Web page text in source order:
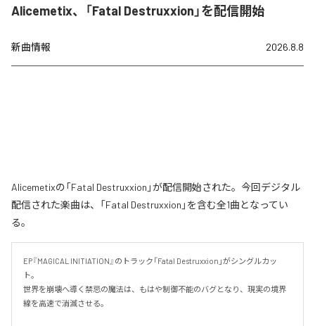
Alicemetix、「Fatal Destruxxion」を配信開始
新曲情報 2026.8.8
Alicemetixの「Fatal Destruxxion」が配信開始された。今回デジタル
配信された楽曲は、「Fatal Destruxxion」を含む全1曲となってい
る。
EP『MAGICAL INITIATION』のトラック「Fatal Destruxxion」がシングルカッ
ト。
世界を崩壊へ導く禁忌の魔法は、もはや制御不能のバグとなり、現実の境界
線を高速で消滅させる。